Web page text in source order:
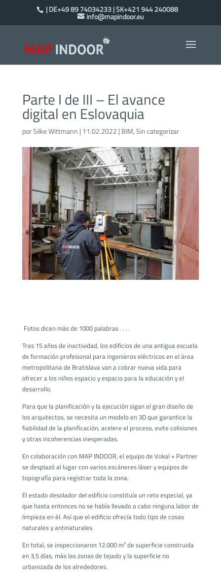
| DE+49 89 74034233 | SK+421 944 240088
info@mapindoor.eu
Parte I de III – El avance
digital en Eslovaquia
porSilke Wittmann | 11.02.2022 | BIM,Sin categorizar
Fotosdicen más de 1000 palabras . . . .
Tras 15 años de inactividad, los edificios de una antigua escuela
de formación profesional para ingenieros eléctricos en el área
metropolitana de Bratislava van a cobrar nueva vida para
ofrecer a los niños espacio y espacio para la educación y el
desarrollo.
Para que la planificación y la ejecución sigan el gran diseño de
los arquitectos, se necesita un modelo en 3D que garantice la
fiabilidad de la planificación, acelere el proceso, evite colisiones
y otras incoherencias inesperadas.
En colaboración con MAP INDOOR, el equipo de Vokal + Partner
se desplazó al lugar con varios escáneres láser y equipos de
topografía para registrar toda la zona.
El estado desolador del edificio constituía un reto especial, ya
que hasta entonces no se había llevado a cabo ninguna labor de
limpieza en él. Así que el edificio ofrecía todo tipo de cosas
naturales y antinaturales.
En total, se inspeccionaron 12.000 m² de superficie construida
en 3,5 días, más las zonas de tejado y la superficie no
urbanizada de los alrededores.